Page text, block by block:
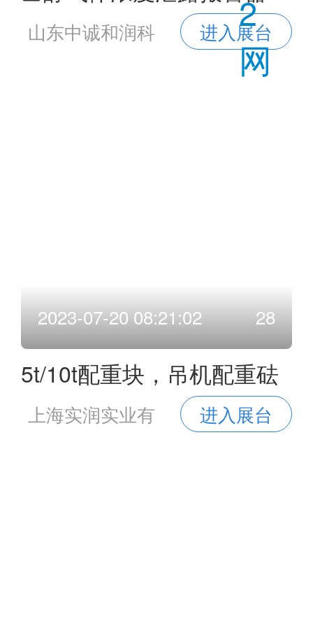
山东中诚和润科
进入展台
2023-07-20 08:21:02 28
5t/10t配重块，吊机配重砝
码上海实润实业有
进入展台
2
网